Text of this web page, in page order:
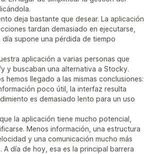
deja bastante que desear. La aplicación
tardan demasiado en ejecutarse,
supone una pérdida de tiempo
aplicación a varias personas que
y buscaban una alternativa a Stocky.
hemos llegado a las mismas conclusiones:
poco útil, la interfaz resulta
es demasiado lento para un uso
la aplicación tiene mucho potencial,
Menos información, una estructura
y una comunicación mucho más
A día de hoy, esa es la principal barrera